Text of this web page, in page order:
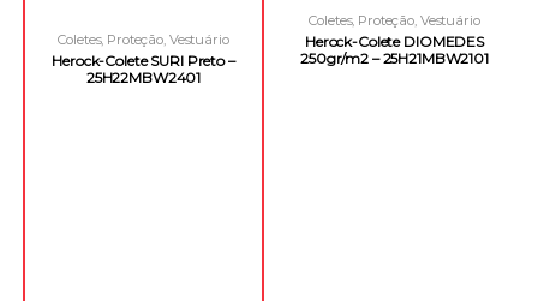
Coletes, Proteção Vestuário
Laboral
Herock-Colete SURI Preto –
25H22MBW2401
Coletes, Proteção Vestuário
Laboral
Herock-Colete DIOMEDES
250gr/m2 – 25H21MBW2101